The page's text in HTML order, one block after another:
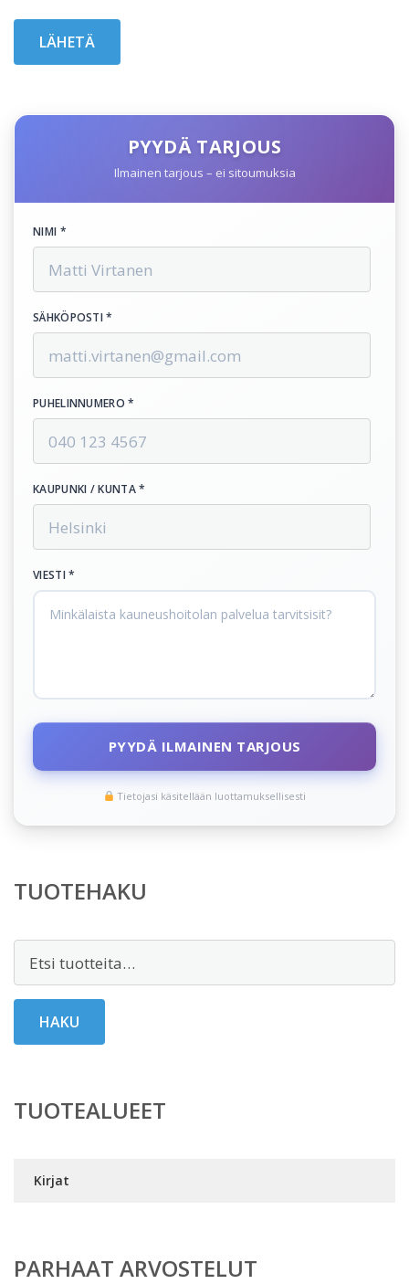
PYYDÄ TARJOUS
Ilmainen tarjous – ei sitoumuksia
NIMI *
SÄHKÖPOSTI *
PUHELINNUMERO *
KAUPUNKI / KUNTA *
VIESTI *
PYYDÄ ILMAINEN TARJOUS
Tietojasi käsitellään luottamuksellisesti
TUOTEHAKU
HAKU
TUOTEALUEET
Kirjat
PARHAAT ARVOSTELUT